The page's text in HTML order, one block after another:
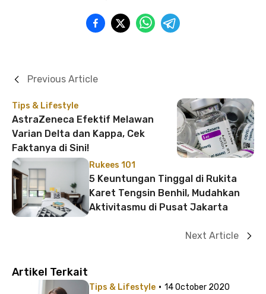
Tips & Lifestyle
AstraZeneca Efektif Melawan
Varian Delta dan Kappa, Cek
Faktanya di Sini!
Previous Article
Rukees 101
5 Keuntungan Tinggal di Rukita
Karet Tengsin Benhil, Mudahkan
Aktivitasmu di Pusat Jakarta
Next Article
Artikel Terkait
Tips & Lifestyle · 14 October 2020